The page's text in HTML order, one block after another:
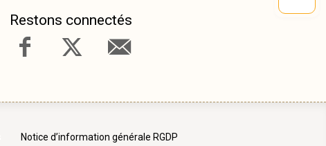
Restons connectés
Notice d’information générale RGDP